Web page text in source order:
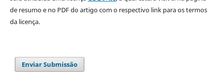
de resumo e no PDF do artigo com o respectivo link para os termos
da licença.
Enviar Submissão